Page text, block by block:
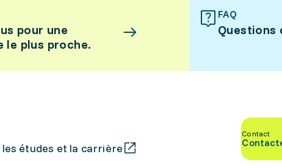
pour une
le plus proche.
FAQ
Questions
études et la carrière
Contact